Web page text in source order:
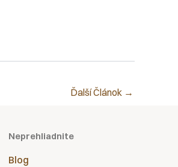
Ďalší Článok →
Neprehliadnite
Blog